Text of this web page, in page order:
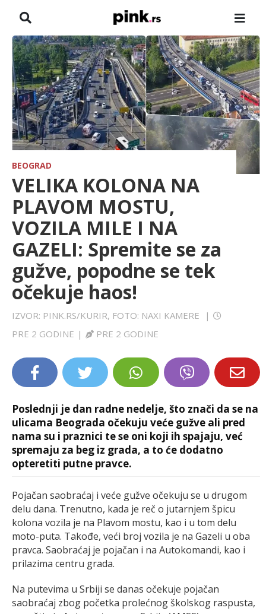
NASLOVNA
VESTI
ZADRUGA
SHOWBIZ
HRONIKA
FARMERI
TV
SPORT
LIFESTYLE
EXTRA
BEOGRAD
VELIKA KOLONA NA
PLAVOM MOSTU,
VOZILA MILE I NA
GAZELI: Spremite se za
gužve, popodne se tek
očekuje haos!
IZVOR: PINK.RS/KURIR, FOTO: NAXI KAMERE
|
PRE 2 GODINE | PRE 2 GODINE
Poslednji je dan radne nedelje, što znači da se na
ulicama Beograda očekuju veće gužve ali pred
nama su i praznici te se oni koji ih spajaju, već
spremaju za beg iz grada, a to će dodatno
opteretiti putne pravce.
Pojačan saobraćaj i veće gužve očekuju se u drugom
delu dana. Trenutno, kada je reč o jutarnjem špicu
kolona vozila je na Plavom mostu, kao i u tom delu
moto-puta. Takođe, veći broj vozila je na Gazeli u oba
pravca. Saobraćaj je pojačan i na Autokomandi, kao i
prilazima centru grada.
Na putevima u Srbiji se danas očekuje pojačan
saobraćaj zbog početka prolećnog školskog raspusta,